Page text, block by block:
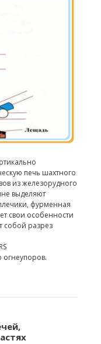
печь шахтного
из железорудного
выделяют
фурменная
свои особенности
собой разрез